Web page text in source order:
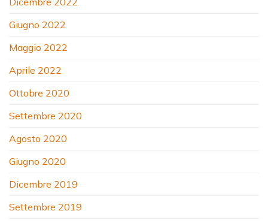
Giugno 2022
Maggio 2022
Aprile 2022
Ottobre 2020
Settembre 2020
Agosto 2020
Giugno 2020
Dicembre 2019
Settembre 2019